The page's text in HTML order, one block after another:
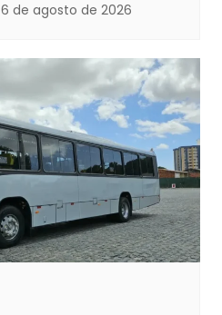
6 de agosto de 2026